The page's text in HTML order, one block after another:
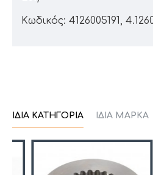
Κωδικός: 4126005191,
ΊΔΙΑ ΚΑΤΗΓΟΡΊΑ ΊΔΙΑ ΜΆΡΚΑ